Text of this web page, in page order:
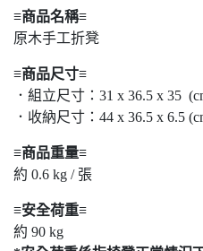
≡商品名稱≡
原木手工折凳
≡商品尺寸≡
．組立尺寸：31 x 36.5 x 35
．收納尺寸：44 x 36.5 x 6.5
≡商品重量≡
約 0.6 kg / 張
≡安全荷重≡
約 90 kg